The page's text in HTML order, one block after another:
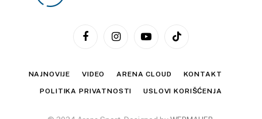
FacebookInstagramYouTubeTikTok
NAJNOVIJE VIDEO ARENA CLOUD KONTAKT
POLITIKA PRIVATNOSTI USLOVI KORIŠĆENJA